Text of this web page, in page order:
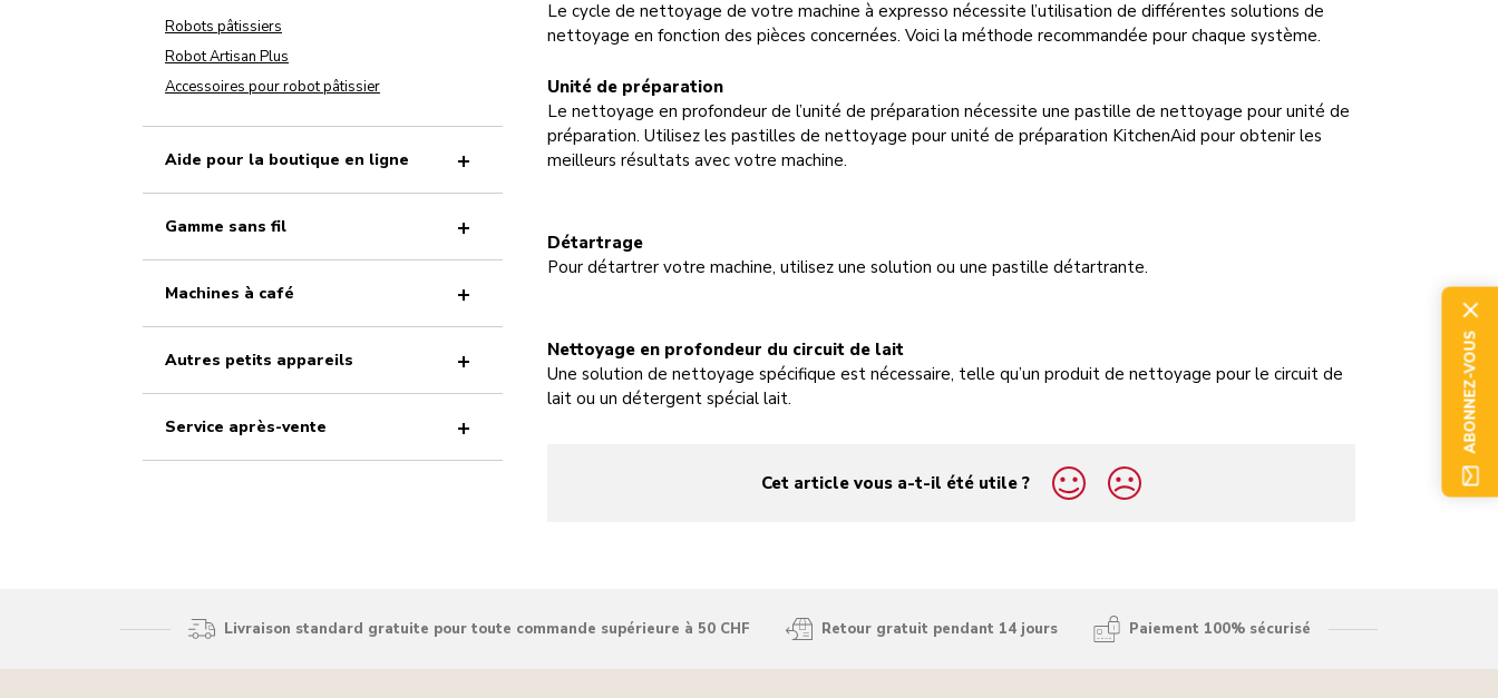
Le cycle de nettoyage de votre machine à expresso nécessite l’utilisation de différentes solutions de
nettoyage en fonction des pièces concernées. Voici la méthode recommandée pour chaque système.
Unité de préparation
Le nettoyage en profondeur de l’unité de préparation nécessite une pastille de nettoyage pour unité de
préparation. Utilisez les pastilles de nettoyage pour unité de préparation KitchenAid pour obtenir les
meilleurs résultats avec votre machine.
Détartrage
Pour détartrer votre machine, utilisez une solution ou une pastille détartrante.
Nettoyage en profondeur du circuit de lait
Une solution de nettoyage spécifique est nécessaire, telle qu’un produit de nettoyage pour le circuit de
lait ou un détergent spécial lait.
Cet article vous a-t-il été utile ?
yes
no
Robots pâtissiers
Robot Artisan Plus
Accessoires pour robot pâtissier
Aide pour la boutique en ligne
Gamme sans fil
Machines à café
Autres petits appareils
Service après-vente
Livraison standard gratuite pour toute commande supérieure à 50 CHF Retour gratuit pendant 14 jours Paiement 100% sécurisé
ABONNEZ-VOUS